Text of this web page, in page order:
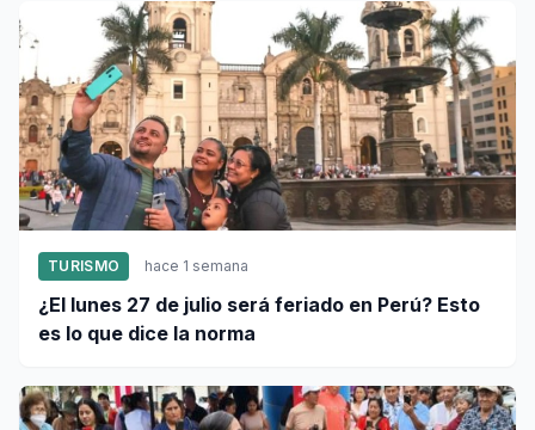
TURISMO hace 1 semana
¿El lunes 27 de julio será feriado en Perú? Esto
es lo que dice la norma